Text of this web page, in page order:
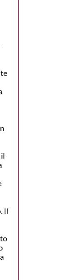
Il